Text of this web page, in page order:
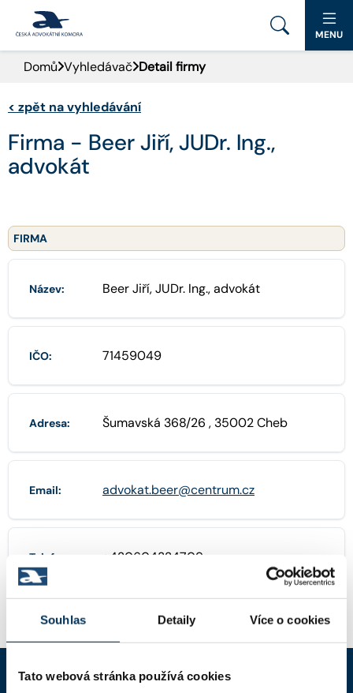
Souhlas Detaily Více o cookies
Tato webová stránka používá cookies
PORTÁL ČAK
DOMŮ
AKTUALITY
PRO VEŘEJNOST
MENU
Domů Vyhledávač Detail firmy
< zpět na vyhledávání
Firma - Beer Jiří, JUDr. Ing.,
advokát
FIRMA
Název: Beer Jiří, JUDr. Ing., advokát
IČO: 71459049
Adresa: Šumavská 368/26 , 35002 Cheb
Email: advokat.beer@centrum.cz
Telefon: +420604324709